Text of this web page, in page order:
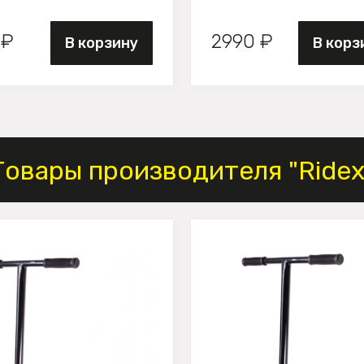
В корзину 2990 ₽ В
производителя